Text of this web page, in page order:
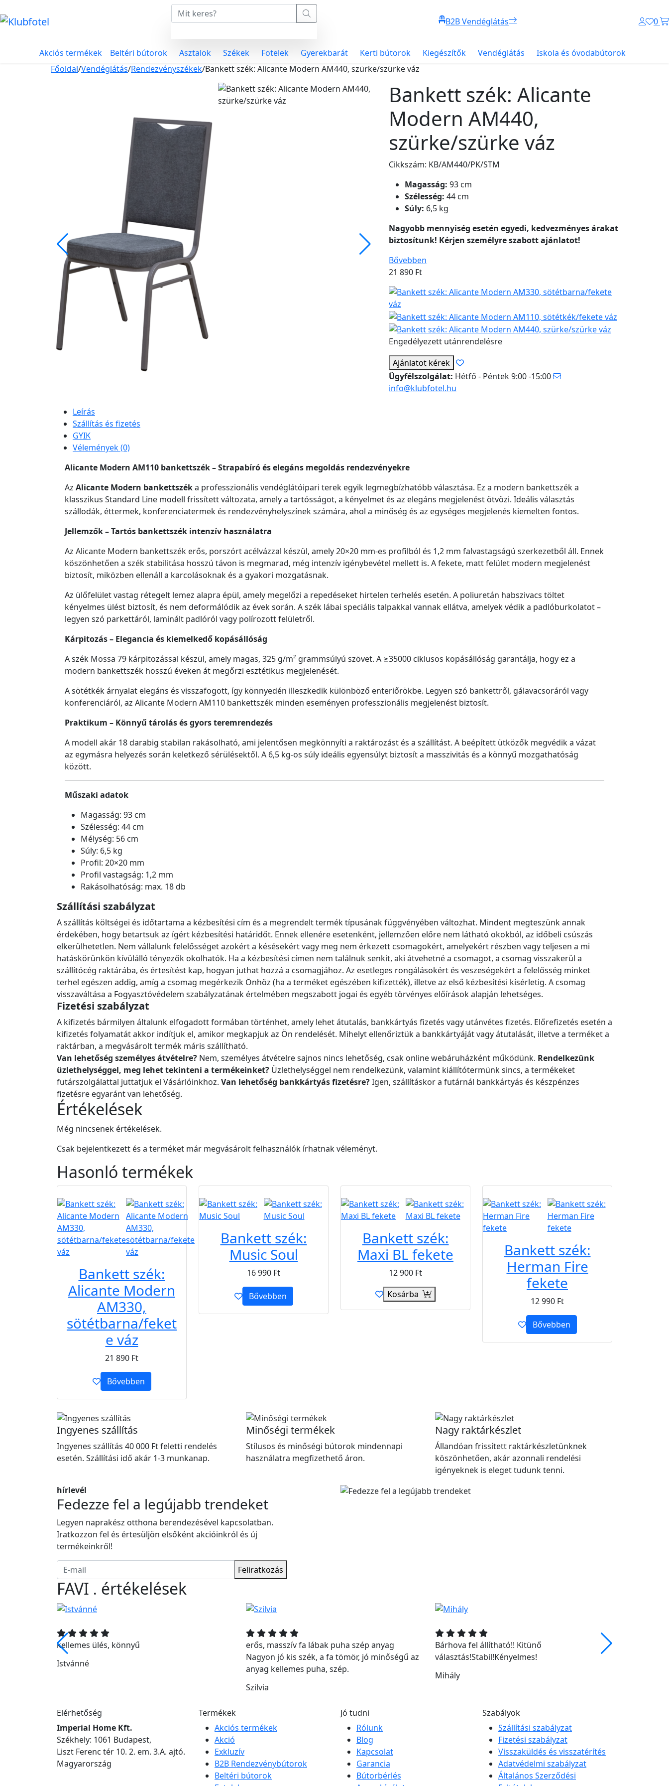
B2B Vendéglátás 0
Akciós termékek Beltéri bútorok Asztalok Székek Fotelek Gyerekbarát Kerti bútorok Kiegészítők Vendéglátás
Iskola és óvodabútorok
Főoldal/Vendéglátás/Rendezvényszékek/Bankett szék: Alicante Modern AM440, szürke/szürke váz
Bankett szék: Alicante
Modern AM440,
szürke/szürke váz
Cikkszám: KB/AM440/PK/STM
Magasság: 93 cm
Szélesség: 44 cm
Súly: 6,5 kg
Nagyobb mennyiség esetén egyedi, kedvezményes árakat
biztosítunk! Kérjen személyre szabott ajánlatot!
Bővebben
21 890 Ft
Engedélyezett utánrendelésre
Ajánlatot kérek
Ügyfélszolgálat: Hétfő - Péntek 9:00 -15:00
info@klubfotel.hu
Leírás
Szállítás és fizetés
GYIK
Vélemények (0)
Alicante Modern AM110 bankettszék – Strapabíró és elegáns megoldás rendezvényekre
Az Alicante Modern bankettszéka professzionális vendéglátóipari terek egyik legmegbízhatóbb választása. Ez a modern bankettszék a
klasszikus Standard Line modell frissített változata, amely a tartósságot, a kényelmet és az elegáns megjelenést ötvözi. Ideális választás
szállodák, éttermek, konferenciatermek és rendezvényhelyszínek számára, ahol a minőség és az egységes megjelenés kiemelten fontos.
Jellemzők – Tartós bankettszék intenzív használatra
Az Alicante Modern bankettszék erős, porszórt acélvázzal készül, amely 20×20 mm-es profilból és 1,2 mm falvastagságú szerkezetből áll. Ennek
köszönhetően a szék stabilitása hosszú távon is megmarad, még intenzív igénybevétel mellett is. A fekete, matt felület modern megjelenést
biztosít, miközben ellenáll a karcolásoknak és a gyakori mozgatásnak.
Az ülőfelület vastag rétegelt lemez alapra épül, amely megelőzi a repedéseket hirtelen terhelés esetén. A poliuretán habszivacs töltet
kényelmes ülést biztosít, és nem deformálódik az évek során. A szék lábai speciális talpakkal vannak ellátva, amelyek védik a padlóburkolatot –
legyen szó parkettáról, laminált padlóról vagy polírozott felületről.
Kárpitozás – Elegancia és kiemelkedő kopásállóság
A szék Mossa 79 kárpitozással készül, amely magas, 325 g/m² grammsúlyú szövet. A ≥35000 ciklusos kopásállóság garantálja, hogy ez a
modern bankettszék hosszú éveken át megőrzi esztétikus megjelenését.
A sötétkék árnyalat elegáns és visszafogott, így könnyedén illeszkedik különböző enteriőrökbe. Legyen szó bankettről, gálavacsoráról vagy
konferenciáról, az Alicante Modern AM110 bankettszék minden eseményen professzionális megjelenést biztosít.
Praktikum – Könnyű tárolás és gyors teremrendezés
A modell akár 18 darabig stabilan rakásolható, ami jelentősen megkönnyíti a raktározást és a szállítást. A beépített ütközők megvédik a vázat
az egymásra helyezés során keletkező sérülésektől. A 6,5 kg-os súly ideális egyensúlyt biztosít a masszivitás és a könnyű mozgathatóság
között.
Műszaki adatok
Magasság: 93 cm
Szélesség: 44 cm
Mélység: 56 cm
Súly: 6,5 kg
Profil: 20×20 mm
Profil vastagság: 1,2 mm
Rakásolhatóság: max. 18 db
Szállítási szabályzat
A szállítás költségei és időtartama a kézbesítési cím és a megrendelt termék típusának függvényében változhat. Mindent megteszünk annak
érdekében, hogy betartsuk az ígért kézbesítési határidőt. Ennek ellenére esetenként, jellemzően előre nem látható okokból, az időbeli csúszás
elkerülhetetlen. Nem vállalunk felelősséget azokért a késésekért vagy meg nem érkezett csomagokért, amelyekért részben vagy teljesen a mi
hatáskörünkön kívülálló tényezők okolhatók. Ha a kézbesítési címen nem találnuk senkit, aki átvehetné a csomagot, a csomag visszakerül a
szállítócég raktárába, és értesítést kap, hogyan juthat hozzá a csomagjához. Az esetleges rongálásokért és veszeségekért a felelősség minket
terhel egészen addig, amíg a csomag megérkezik Önhöz (ha a terméket egészében kifizették), illetve az első kézbesítési kísérletig. A csomag
visszaváltása a Fogyasztóvédelem szabályzatának értelmében megszabott jogai és egyéb törvényes előírások alapján lehetséges.
Fizetési szabályzat
A kifizetés bármilyen általunk elfogadott formában történhet, amely lehet átutalás, bankkártyás fizetés vagy utánvétes fizetés. Előrefizetés esetén a
kifizetés folyamatát akkor indítjuk el, amikor megkapjuk az Ön rendelését. Mihelyt ellenőriztük a bankkártyáját vagy átutalását, illetve a terméket a
raktárban, a megvásárolt termék máris szállítható.
Van lehetőség személyes átvételre? Nem, személyes átvételre sajnos nincs lehetőség, csak online webáruházként működünk. Rendelkezünk
üzlethelységgel, meg lehet tekinteni a termékeinket? Üzlethelységgel nem rendelkezünk, valamint kiállítótermünk sincs, a termékeket
futárszolgálattal juttatjuk el Vásárlóinkhoz. Van lehetőség bankkártyás fizetésre?Igen, szállításkor a futárnál bankkártyás és készpénzes
fizetésre egyaránt van lehetőség.
Értékelések
Még nincsenek értékelések.
Csak bejelentkezett és a terméket már megvásárolt felhasználók írhatnak véleményt.
Hasonló termékek
Bankett szék:
Alicante Modern
AM330,
sötétbarna/feket
e váz
21 890 Ft
Bővebben
Bankett szék:
Music Soul
16 990 Ft
Bővebben
Bankett szék:
Maxi BL fekete
12 900 Ft
Kosárba
Bankett szék:
Herman Fire
fekete
12 990 Ft
Bővebben
Ingyenes szállítás
Ingyenes szállítás 40 000 Ft feletti rendelés
esetén. Szállítási idő akár 1-3 munkanap.
Minőségi termékek
Stílusos és minőségi bútorok mindennapi
használatra megfizethető áron.
Nagy raktárkészlet
Állandóan frissített raktárkészletünknek
köszönhetően, akár azonnali rendelési
igényeknek is eleget tudunk tenni.
hírlevél
Fedezze fel a legújabb trendeket
Legyen naprakész otthona berendezésével kapcsolatban.
Iratkozzon fel és értesüljön elsőként akcióinkról és új
termékeinkről!
Feliratkozás
FAVI . értékelések
kellemes ülés, könnyű
Istvánné
erős, masszív fa lábak puha szép anyag
Nagyon jó kis szék, a fa tömör, jó minőségű az
anyag kellemes puha, szép.
Szilvia
Bárhova fel állítható!! Kitünő
választás!Stabil!Kényelmes!
Mihály
Elérhetőség
Imperial Home Kft.
Székhely: 1061 Budapest,
Liszt Ferenc tér 10. 2. em. 3.A. ajtó.
Magyarország
Termékek
Akciós termékek
Akció
Exkluzív
B2B Rendezvénybútorok
Beltéri bútorok
Jó tudni
Rólunk
Blog
Kapcsolat
Garancia
Bútorbérlés
Szabályok
Szállítási szabályzat
Fizetési szabályzat
Visszaküldés és visszatérítés
Adatvédelmi szabályzat
Általános Szerződési